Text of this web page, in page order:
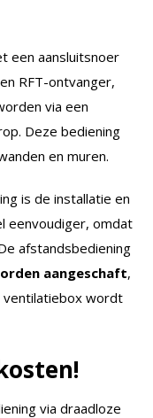
een aansluitsnoer
RFT-ontvanger,
via een
Deze bediening
en muren.
is de installatie en
eenvoudiger, omdat
afstandsbediening
aangeschaft,
ventilatiebox wordt
via draadloze